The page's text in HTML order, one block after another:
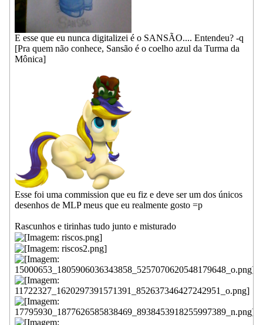
E esse que eu nunca digitalizei é o SANSÃO.... Entendeu? -q
[Pra quem não conhece, Sansão é o coelho azul da Turma da
Mônica]
Esse foi uma commission que eu fiz e deve ser um dos únicos
desenhos de MLP meus que eu realmente gosto =p
Rascunhos e tirinhas tudo junto e misturado